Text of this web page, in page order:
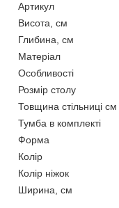
Артикул
Висота, см
Глибина, см
Матеріал
Особливості
Розмір столу
Товщина стільниці см
Тумба в комплекті
Форма
Колір
Колір ніжок
Ширина, см